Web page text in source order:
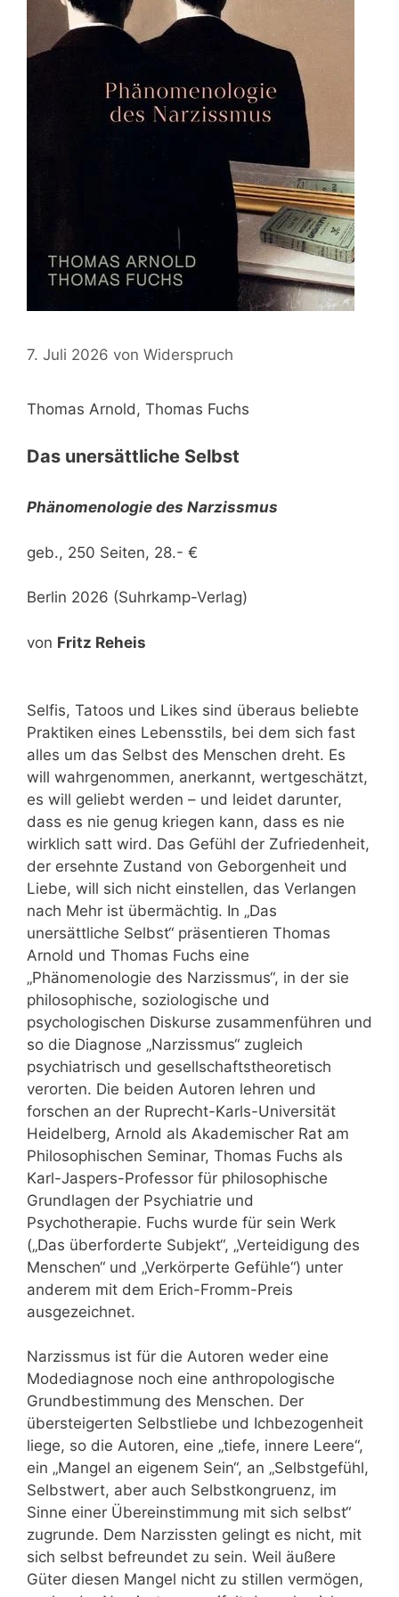
7. Juli 2026 von Widerspruch
Thomas Arnold, Thomas Fuchs
Das unersättliche Selbst
Phänomenologie des Narzissmus
geb., 250 Seiten, 28.- €
Berlin 2026 (Suhrkamp-Verlag)
von Fritz Reheis
Selfis, Tatoos und Likes sind überaus beliebte
Praktiken eines Lebensstils, bei dem sich fast
alles um das Selbst des Menschen dreht. Es
will wahrgenommen, anerkannt, wertgeschätzt,
es will geliebt werden – und leidet darunter,
dass es nie genug kriegen kann, dass es nie
wirklich satt wird. Das Gefühl der Zufriedenheit,
der ersehnte Zustand von Geborgenheit und
Liebe, will sich nicht einstellen, das Verlangen
nach Mehr ist übermächtig. In „Das
unersättliche Selbst“ präsentieren Thomas
Arnold und Thomas Fuchs eine
„Phänomenologie des Narzissmus“, in der sie
philosophische, soziologische und
psychologischen Diskurse zusammenführen und
so die Diagnose „Narzissmus“ zugleich
psychiatrisch und gesellschaftstheoretisch
verorten. Die beiden Autoren lehren und
forschen an der Ruprecht-Karls-Universität
Heidelberg, Arnold als Akademischer Rat am
Philosophischen Seminar, Thomas Fuchs als
Karl-Jaspers-Professor für philosophische
Grundlagen der Psychiatrie und
Psychotherapie. Fuchs wurde für sein Werk
(„Das überforderte Subjekt“, „Verteidigung des
Menschen“ und „Verkörperte Gefühle“) unter
anderem mit dem Erich-Fromm-Preis
ausgezeichnet.
Narzissmus ist für die Autoren weder eine
Modediagnose noch eine anthropologische
Grundbestimmung des Menschen. Der
übersteigerten Selbstliebe und Ichbezogenheit
liege, so die Autoren, eine „tiefe, innere Leere“,
ein „Mangel an eigenem Sein“, an „Selbstgefühl,
Selbstwert, aber auch Selbstkongruenz, im
Sinne einer Übereinstimmung mit sich selbst“
zugrunde. Dem Narzissten gelingt es nicht, mit
sich selbst befreundet zu sein. Weil äußere
Güter diesen Mangel nicht zu stillen vermögen,